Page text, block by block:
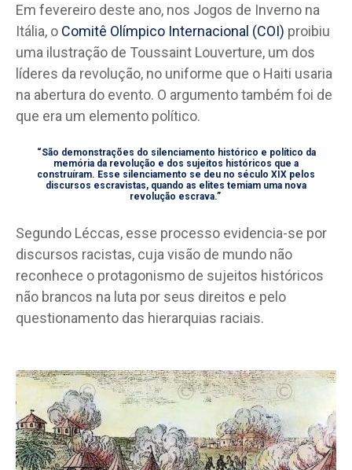
Em fevereiro deste ano, nos Jogos de Inverno na
Itália, o Comitê Olímpico Internacional (COI) proibiu
uma ilustração de Toussaint Louverture, um dos
líderes da revolução, no uniforme que o Haiti usaria
na abertura do evento. O argumento também foi de
que era um elemento político.
“São demonstrações do silenciamento histórico e político da
memória da revolução e dos sujeitos históricos que a
construíram. Esse silenciamento se deu no século XIX pelos
discursos escravistas, quando as elites temiam uma nova
revolução escrava.”
Segundo Léccas, esse processo evidencia-se por
discursos racistas, cuja visão de mundo não
reconhece o protagonismo de sujeitos históricos
não brancos na luta por seus direitos e pelo
questionamento das hierarquias raciais.